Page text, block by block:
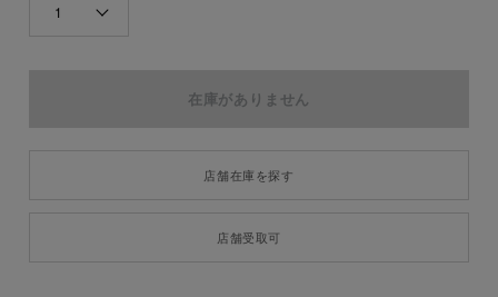
1
店舗在庫を探す
店舗受取可